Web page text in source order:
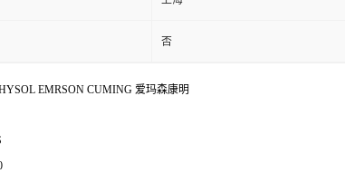
否
EMRSON CUMING 爱玛森康明